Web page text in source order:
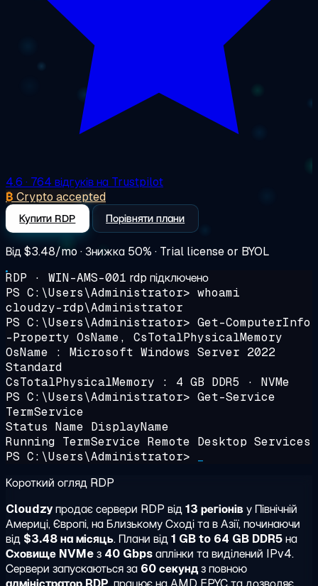
4.6 · 764 відгуків на Trustpilot
₿ Crypto accepted
Купити RDP Порівняти плани
Від$3.48/mo · Знижка 50% · Trial license or BYOL
RDP · WIN-AMS-001 rdp підключено
PS C:\Users\Administrator> whoami
cloudzy-rdp\Administrator
PS C:\Users\Administrator> Get-ComputerInfo
-Property OsName, CsTotalPhysicalMemory
OsName : Microsoft Windows Server 2022
Standard
CsTotalPhysicalMemory : 4 GB DDR5 · NVMe
PS C:\Users\Administrator> Get-Service
TermService
Status Name DisplayName
Running TermService Remote Desktop Services
PS C:\Users\Administrator>
Короткий огляд RDP
Cloudzyпродає сервери RDP від13 регіоніву Північній
Америці, Європі, на Близькому Сході та в Азії, починаючи
від $3.48 на місяць. Плани від1 GB to 64 GB DDR5на
Сховище NVMeз 40 Gbpsаплінки та виділений IPv4.
Сервери запускаються за 60 секундз повною